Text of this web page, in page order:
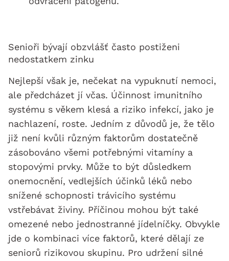
Senioři bývají obzvlášť často postiženi
nedostatkem zinku
Nejlepší však je, nečekat na vypuknutí nemoci,
ale předcházet jí včas. Účinnost imunitního
systému s věkem klesá a riziko infekcí, jako je
nachlazení, roste. Jedním z důvodů je, že tělo
již není kvůli různým faktorům dostatečně
zásobováno všemi potřebnými vitamíny a
stopovými prvky. Může to být důsledkem
onemocnění, vedlejších účinků léků nebo
snížené schopnosti trávicího systému
vstřebávat živiny. Příčinou mohou být také
omezené nebo jednostranné jídelníčky. Obvykle
jde o kombinaci více faktorů, které dělají ze
seniorů rizikovou skupinu. Pro udržení silné